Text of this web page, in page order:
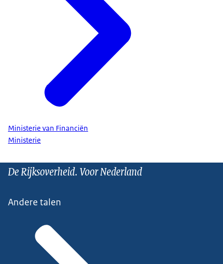
Ministerie van Financiën
Ministerie
De Rijksoverheid. Voor Nederland
Andere talen